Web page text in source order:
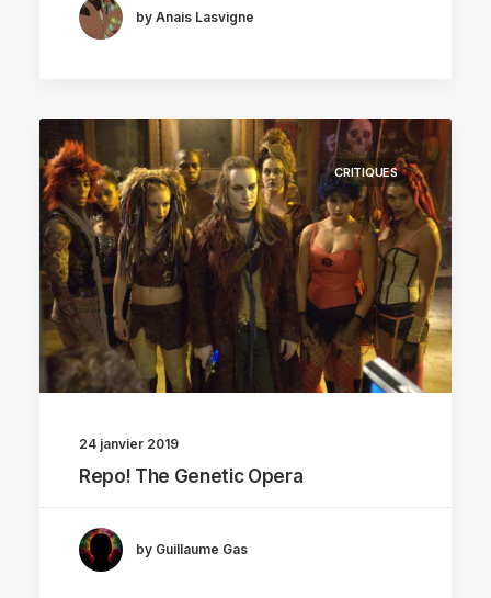
by Anais Lasvigne
CRITIQUES
24 janvier 2019
Repo! The Genetic Opera
by Guillaume Gas